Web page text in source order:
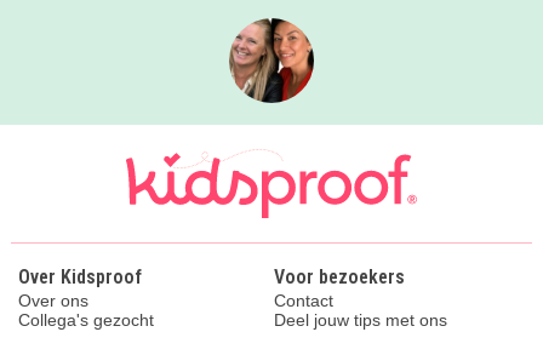
Over Kidsproof
Over ons
Collega's gezocht
Voor bezoekers
Contact
Deel jouw tips met ons